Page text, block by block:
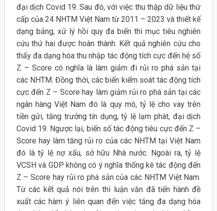
đại dịch Covid 19. Sau đó, với việc thu thập dữ liệu thứ
cấp của 24 NHTM Việt Nam từ 2011 – 2023 và thiết kế
dạng bảng, xử lý hồi quy đa biến thì mục tiêu nghiên
cứu thứ hai được hoàn thành. Kết quả nghiên cứu cho
thấy đa dạng hóa thu nhập tác động tích cực đến hệ số
Z – Score có nghĩa là làm giảm đi rủi ro phá sản tại
các NHTM. Đồng thời, các biến kiểm soát tác động tích
cực đến Z – Score hay làm giảm rủi ro phá sản tại các
ngân hàng Việt Nam đó là quy mô, tỷ lệ cho vay trên
tiền gửi, tăng trưởng tín dụng, tỷ lệ lạm phát, đại dịch
Covid 19. Ngược lại, biến số tác động tiêu cực đến Z –
Score hay làm tăng rủi ro của các NHTM tại Việt Nam
đó là tỷ lệ nợ xấu, sở hữu Nhà nước. Ngoài ra, tỷ lệ
VCSH và GDP không có ý nghĩa thống kê tác động đến
Z – Score hay rủi ro phá sản của các NHTM Việt Nam.
Từ các kết quả nói trên thì luận văn đã tiến hành đề
xuất các hàm ý liên quan đến việc tăng đa dạng hóa